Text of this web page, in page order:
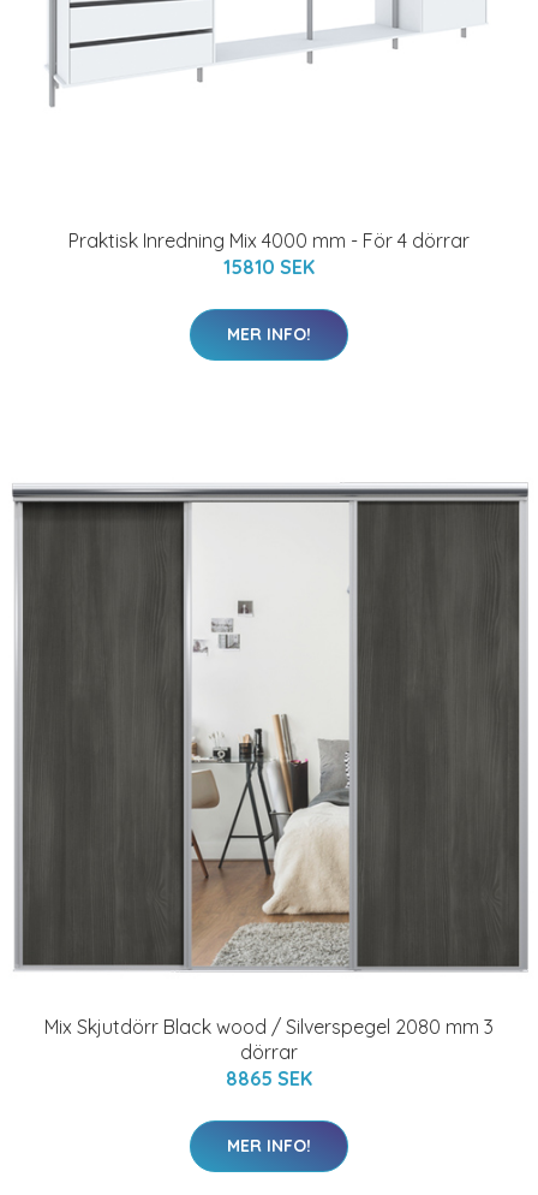
Praktisk Inredning Mix 4000 mm - För 4 dörrar
15810 SEK
MER INFO!
Mix Skjutdörr Black wood / Silverspegel 2080 mm 3
dörrar
8865 SEK
MER INFO!